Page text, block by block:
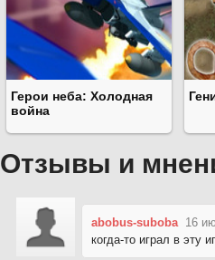
Герои неба: Холодная
война
Отзывы и
abobus-suboba 16
когда-то играл в эту